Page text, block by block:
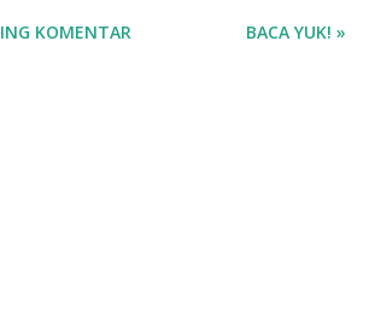
orang mulai ganti kopi dengan
KOMENTAR BACA YUK! »